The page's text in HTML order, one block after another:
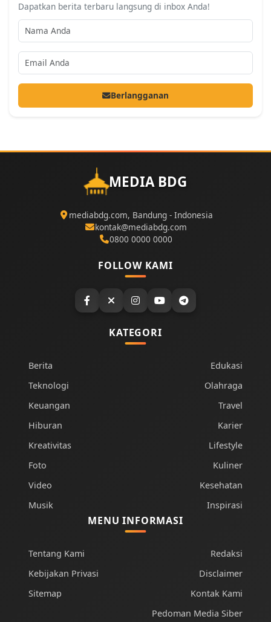
Dapatkan berita terbaru langsung di inbox Anda!
Berlangganan
MEDIA BDG
mediabdg.com, Bandung - Indonesia
kontak@mediabdg.com
0800 0000 0000
FOLLOW KAMI
KATEGORI
Berita
Teknologi
Keuangan
Hiburan
Kreativitas
Foto
Video
Musik
Edukasi
Olahraga
Travel
Karier
Lifestyle
Kuliner
Kesehatan
Inspirasi
MENU INFORMASI
Tentang Kami
Kebijakan Privasi
Sitemap
Redaksi
Disclaimer
Kontak Kami
Pedoman Media Siber